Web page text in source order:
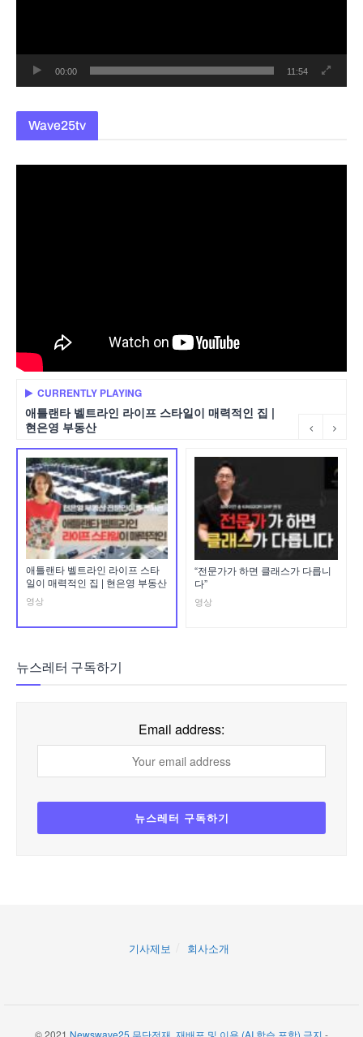
00:00 11:54
Wave25tv
CURRENTLY PLAYING
애틀랜타 벨트라인 라이프 스타일이 매력적인 집 |
현은영 부동산
애틀랜타 벨트라인 라이프 스타
일이 매력적인 집 | 현은영 부동산
영상
“전문가가 하면 클래스가 다릅니
다”
영상
뉴스레터 구독하기
Email address:
기사제보 회사소개
© 2021 Newswave25 무단전재, 재배포 및 이용 (AI 학습 포함) 금지 -